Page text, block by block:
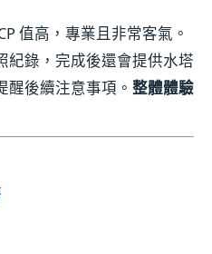
值高，專業且非常客氣。
紀錄，完成後還會提供水塔
後續注意事項。 整體體驗